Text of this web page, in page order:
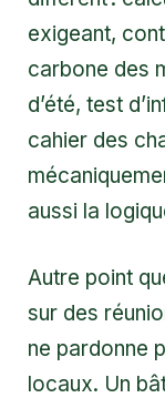
exigeant,
carbone des
d’été, test
cahier des
aussi la
Autre point
sur des
ne pardonne
locaux. Un